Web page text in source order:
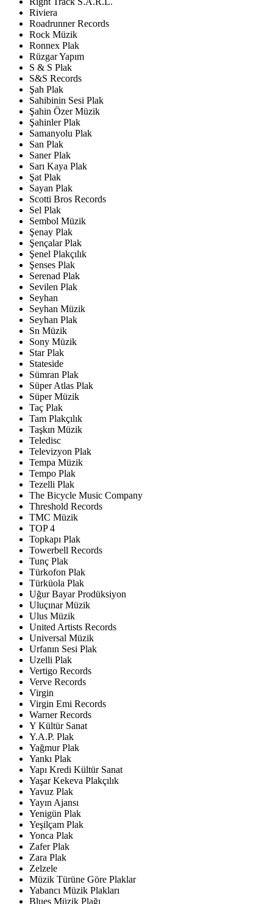
Riviera
Roadrunner Records
Rock Müzik
Ronnex Plak
Rüzgar Yapım
S & S Plak
S&S Records
Şah Plak
Sahibinin Sesi Plak
Şahin Özer Müzik
Şahinler Plak
Samanyolu Plak
San Plak
Saner Plak
Sarı Kaya Plak
Şat Plak
Sayan Plak
Scotti Bros Records
Sel Plak
Sembol Müzik
Şenay Plak
Şençalar Plak
Şenel Plakçılık
Şenses Plak
Serenad Plak
Sevilen Plak
Seyhan
Seyhan Müzik
Seyhan Plak
Sn Müzik
Sony Müzik
Star Plak
Stateside
Sümran Plak
Süper Atlas Plak
Süper Müzik
Taç Plak
Tam Plakçılık
Taşkın Müzik
Teledisc
Televizyon Plak
Tempa Müzik
Tempo Plak
Tezelli Plak
The Bicycle Music Company
Threshold Records
TMC Müzik
TOP 4
Topkapı Plak
Towerbell Records
Tunç Plak
Türkofon Plak
Türküola Plak
Uğur Bayar Prodüksiyon
Uluçınar Müzik
Ulus Müzik
United Artists Records
Universal Müzik
Urfanın Sesi Plak
Uzelli Plak
Vertigo Records
Verve Records
Virgin
Virgin Emi Records
Warner Records
Y Kültür Sanat
Y.A.P. Plak
Yağmur Plak
Yankı Plak
Yapı Kredi Kültür Sanat
Yaşar Kekeva Plakçılık
Yavuz Plak
Yayın Ajansı
Yenigün Plak
Yeşilçam Plak
Yonca Plak
Zafer Plak
Zara Plak
Zelzele
Müzik Türüne Göre Plaklar
Yabancı Müzik Plakları
Blues Müzik Plağı